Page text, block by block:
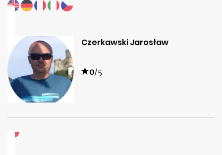
Czerkawski Jarosław
0/5